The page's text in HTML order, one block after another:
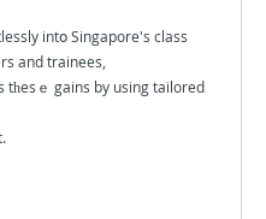
intօ Singapore's class
and trainees,
ｅ gains by using tailored